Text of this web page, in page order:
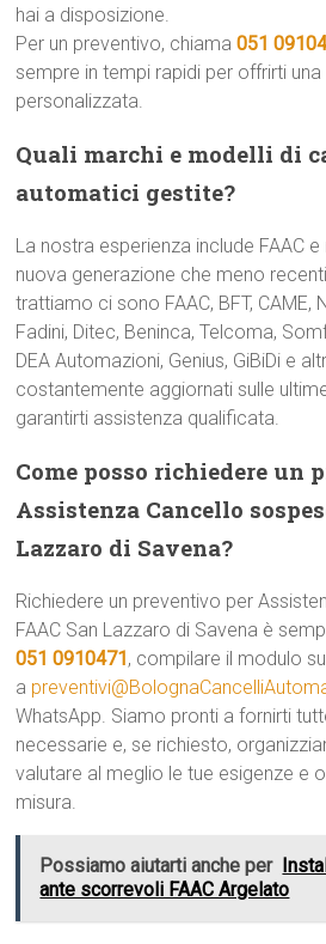
hai a disposizione.
Per un preventivo, chiama051
sempre in tempi rapidi per offrirti
personalizzata.
Quali marchi e modelli di
automatici gestite?
La nostra esperienza include FAAC
nuova generazione che meno
trattiamo ci sono FAAC, BFT, CAME,
Fadini, Ditec, Beninca, Telcoma,
DEA Automazioni, Genius, GiBiDi e
costantemente aggiornati sulle
garantirti assistenza qualificata.
Come posso richiedere un
Assistenza Cancello
Lazzaro di Savena?
Richiedere un preventivo per
FAAC San Lazzaro di Savena è
051 0910471, compilare il modulo
a
WhatsApp. Siamo pronti a fornirti
necessarie e, se richiesto,
valutare al meglio le tue esigenze e
misura.
Possiamo aiutarti anche per
ante scorrevoli FAAC Argelato